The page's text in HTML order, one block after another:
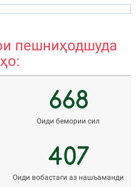
пешниҳодшуда
668
Оиди бемории сил
407
Оиди вобастаги аз нашъаманди